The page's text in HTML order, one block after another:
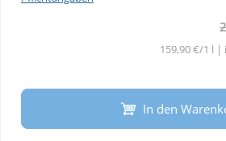
159,90 €/1 l |
In den